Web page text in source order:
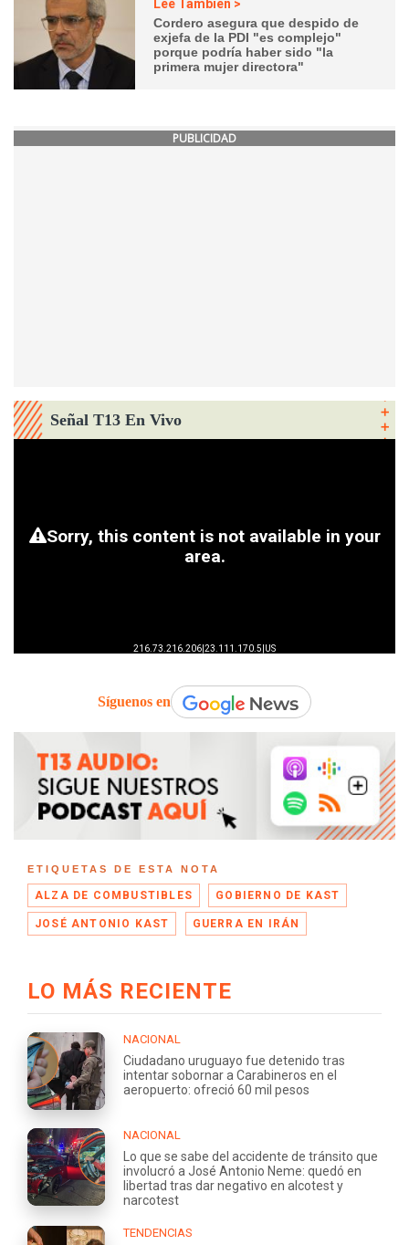
Lee También >
Cordero asegura que despido de
exjefa de la PDI "es complejo"
porque podría haber sido "la
primera mujer directora"
PUBLICIDAD
Señal T13 En Vivo
Síguenos en
ETIQUETAS DE ESTA NOTA
ALZA DE COMBUSTIBLES GOBIERNO DE KAST
JOSÉ ANTONIO KAST GUERRA EN IRÁN
LO MÁS RECIENTE
NACIONAL
Ciudadano uruguayo fue detenido tras
intentar sobornar a Carabineros en el
aeropuerto: ofreció 60 mil pesos
NACIONAL
Lo que se sabe del accidente de tránsito que
involucró a José Antonio Neme: quedó en
libertad tras dar negativo en alcotest y
narcotest
TENDENCIAS